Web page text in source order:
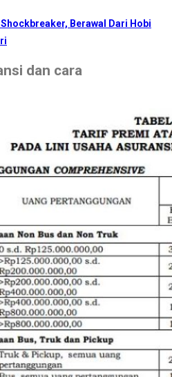
Berawal Dari Hobi
dan cara